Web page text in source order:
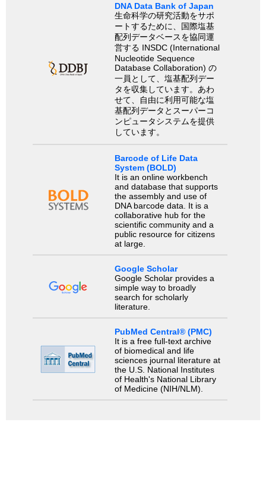
DNA Data Bank of Japan
生命科学の研究活動をサポ
ートするために、国際塩基
配列データベースを協同運
営する INSDC (International
Nucleotide Sequence
Database Collaboration) の
一員として、塩基配列デー
タを収集しています。あわ
せて、自由に利用可能な塩
基配列データとスーパーコ
ンピュータシステムを提供
しています。
Barcode of Life Data
System (BOLD)
It is an online workbench
and database that supports
the assembly and use of
DNA barcode data. It is a
collaborative hub for the
scientific community and a
public resource for citizens
at large.
Google Scholar
Google Scholar provides a
simple way to broadly
search for scholarly
literature.
PubMed Central® (PMC)
It is a free full-text archive
of biomedical and life
sciences journal literature at
the U.S. National Institutes
of Health's National Library
of Medicine (NIH/NLM).